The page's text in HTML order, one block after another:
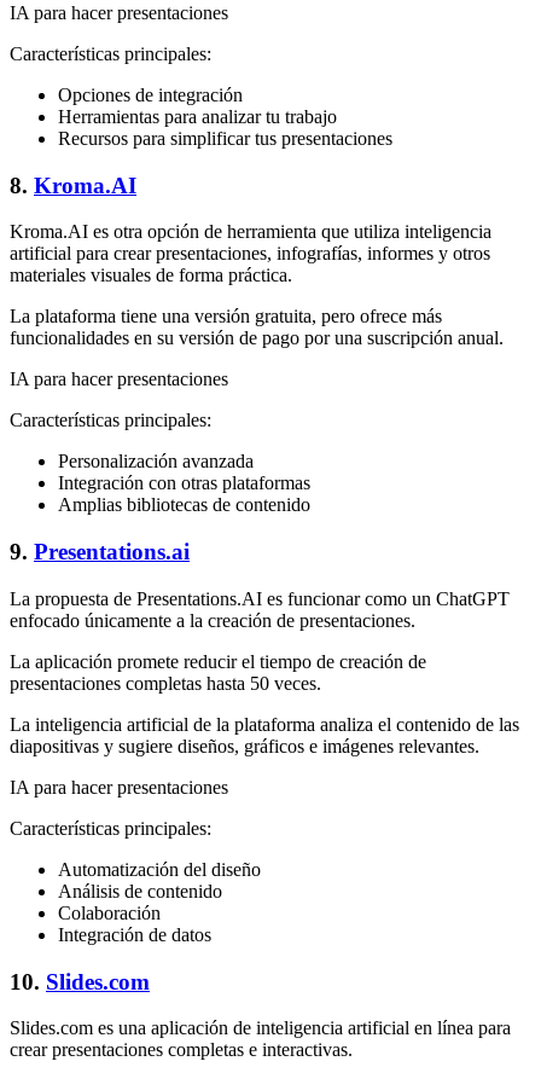
IA para hacer presentaciones
Características principales:
Opciones de integración
Herramientas para analizar tu trabajo
Recursos para simplificar tus presentaciones
8. Kroma.AI
Kroma.AI es otra opción de herramienta que utiliza inteligencia
artificial para crear presentaciones, infografías, informes y otros
materiales visuales de forma práctica.
La plataforma tiene una versión gratuita, pero ofrece más
funcionalidades en su versión de pago por una suscripción anual.
IA para hacer presentaciones
Características principales:
Personalización avanzada
Integración con otras plataformas
Amplias bibliotecas de contenido
9. Presentations.ai
La propuesta de Presentations.AI es funcionar como un ChatGPT
enfocado únicamente a la creación de presentaciones.
La aplicación promete reducir el tiempo de creación de
presentaciones completas hasta 50 veces.
La inteligencia artificial de la plataforma analiza el contenido de las
diapositivas y sugiere diseños, gráficos e imágenes relevantes.
IA para hacer presentaciones
Características principales:
Automatización del diseño
Análisis de contenido
Colaboración
Integración de datos
10. Slides.com
Slides.com es una aplicación de inteligencia artificial en línea para
crear presentaciones completas e interactivas.